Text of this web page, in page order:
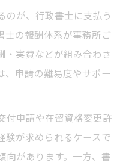
のが、行政書士に支払う
士の報酬体系が事務所ご
・実費などが組み合わさ
、申請の難易度やサポー
付申請や在留資格変更許
験が求められるケースで
向があります。一方、書